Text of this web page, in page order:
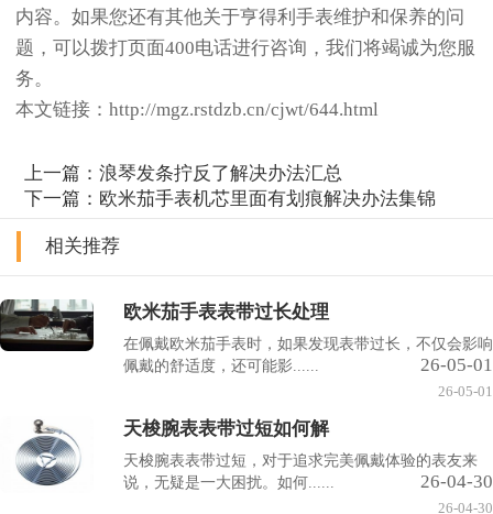
内容。如果您还有其他关于亨得利手表维护和保养的问
题，可以拨打页面400电话进行咨询，我们将竭诚为您服
务。
本文链接：http://mgz.rstdzb.cn/cjwt/644.html
上一篇：浪琴发条拧反了解决办法汇总
下一篇： 欧米茄手表机芯里面有划痕解决办法集锦
相关推荐
欧米茄手表表带过长处理
在佩戴欧米茄手表时，如果发现表带过长，不仅会影响
佩戴的舒适度，还可能影......
26-05-01
26-05-01
天梭腕表表带过短如何解
天梭腕表表带过短，对于追求完美佩戴体验的表友来
说，无疑是一大困扰。如何......
26-04-30
26-04-30